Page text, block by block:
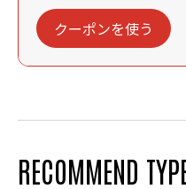
クーポンを使う
RECOMMEND